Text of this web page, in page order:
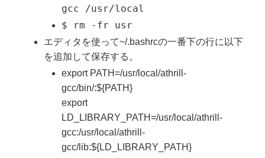
gcc /usr/local
$ rm -fr usr
エディタを使って~/.bashrcの一番下の行に以下
を追加して保存する。
export PATH=/usr/local/athrill-
gcc/bin/:${PATH}
export
LD_LIBRARY_PATH=/usr/local/athrill-
gcc:/usr/local/athrill-
gcc/lib:${LD_LIBRARY_PATH}